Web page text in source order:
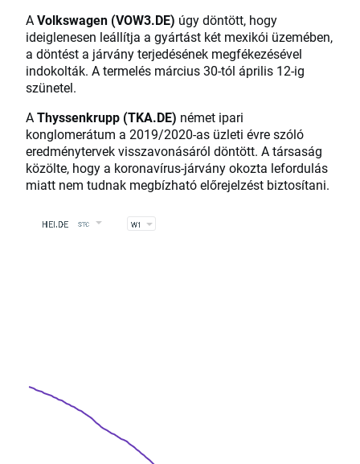
AVolkswagen (VOW3.DE) úgy döntött, hogy
ideiglenesen leállítja a gyártást két mexikói üzemében,
a döntést a járvány terjedésének megfékezésével
indokolták. A termelés március 30-tól április 12-ig
szünetel.
AThyssenkrupp (TKA.DE) német ipari
konglomerátum a 2019/2020-as üzleti évre szóló
eredménytervek visszavonásáról döntött. A társaság
közölte, hogy a koronavírus-járvány okozta lefordulás
miatt nem tudnak megbízható előrejelzést biztosítani.